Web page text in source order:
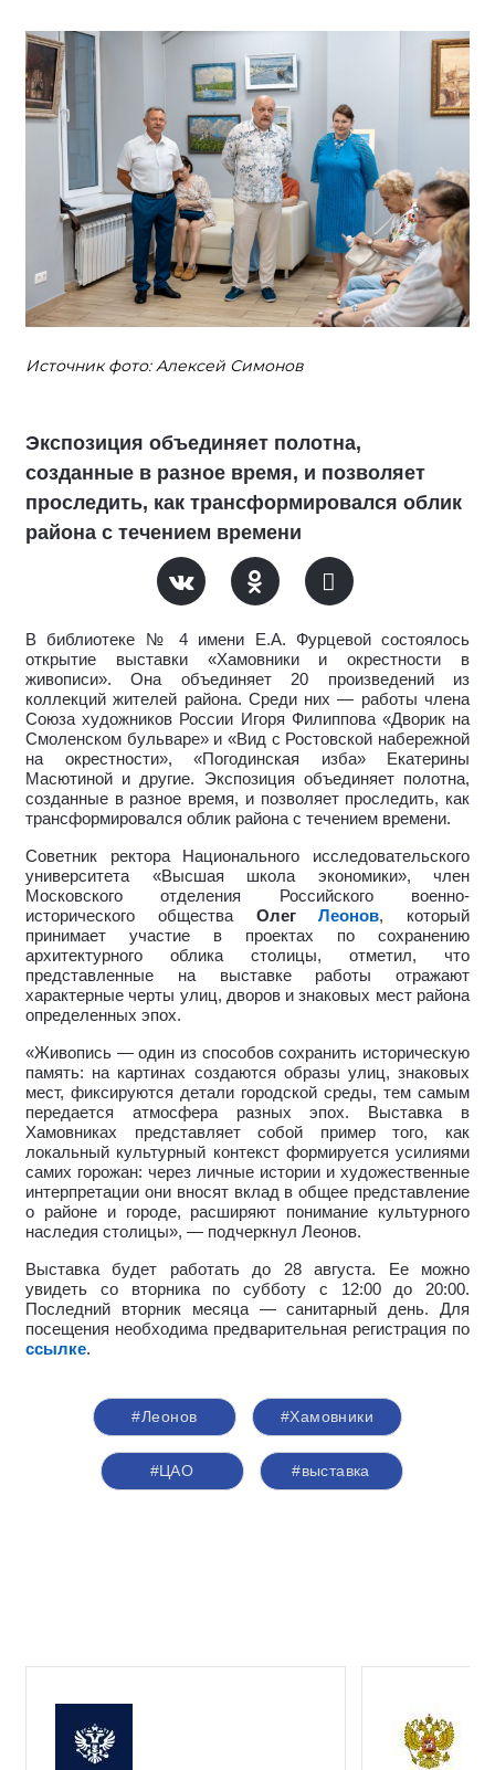
Источник фото: Алексей Симонов
Экспозиция объединяет полотна,
созданные в разное время, и позволяет
проследить, как трансформировался облик
района с течением времени
В библиотеке № 4 имени Е.А. Фурцевой состоялось
открытие выставки «Хамовники и окрестности в
живописи». Она объединяет 20 произведений из
коллекций жителей района. Среди них — работы члена
Союза художников России Игоря Филиппова «Дворик на
Смоленском бульваре» и «Вид с Ростовской набережной
на окрестности», «Погодинская изба» Екатерины
Масютиной и другие. Экспозиция объединяет полотна,
созданные в разное время, и позволяет проследить, как
трансформировался облик района с течением времени.
Советник ректора Национального исследовательского
университета «Высшая школа экономики», член
Московского отделения Российского военно-
исторического общества ОлегЛеонов, который
принимает участие в проектах по сохранению
архитектурного облика столицы, отметил, что
представленные на выставке работы отражают
характерные черты улиц, дворов и знаковых мест района
определенных эпох.
«Живопись — один из способов сохранить историческую
память: на картинах создаются образы улиц, знаковых
мест, фиксируются детали городской среды, тем самым
передается атмосфера разных эпох.
Выставка в
Хамовниках представляет собой пример того, как
локальный культурный контекст формируется усилиями
самих горожан: через личные истории и художественные
интерпретации они вносят вклад в общее представление
о районе и городе, расширяют понимание культурного
наследия столицы», — подчеркнул Леонов.
Выставка будет работать до 28 августа. Ее можно
увидеть со вторника по субботу с 12:00 до 20:00.
Последний вторник месяца — санитарный день. Для
посещения необходима предварительная регистрация по
ссылке.
#Леонов #Хамовники
#ЦАО #выставка